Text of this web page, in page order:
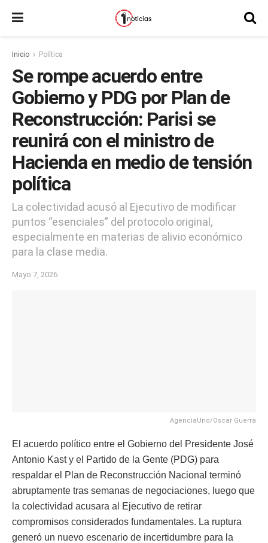
Inicio Política
Se rompe acuerdo entre
Gobierno y PDG por Plan de
Reconstrucción: Parisi se
reunirá con el ministro de
Hacienda en medio de tensión
política
La colectividad acusó al Ejecutivo de modificar
puntos “esenciales” del protocolo original,
especialmente en materias de alivio económico
para la clase media.
Mayo 7, 2026
AgenciaUno/Oscar Guerra
El acuerdo político entre el Gobierno del Presidente José
Antonio Kast y el Partido de la Gente (PDG) para
respaldar el Plan de Reconstrucción Nacional terminó
abruptamente tras semanas de negociaciones, luego que
la colectividad acusara al Ejecutivo de retirar
compromisos considerados fundamentales. La ruptura
generó un nuevo escenario de incertidumbre para la